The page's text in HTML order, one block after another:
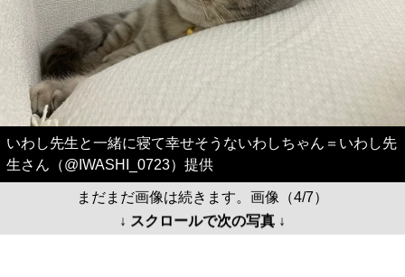
いわし先生と一緒に寝て幸せそうないわしちゃん＝いわし先
生さん（@IWASHI_0723）提供
まだまだ画像は続きます。画像（4/7）
↓ スクロールで次の写真 ↓